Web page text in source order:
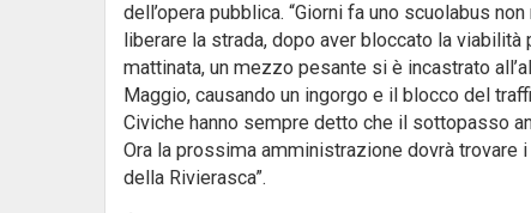
dell’opera pubblica. “Giorni fa uno scuolabus
liberare la strada, dopo aver bloccato la viabilità
mattinata, un mezzo pesante si è incastrato
Maggio, causando un ingorgo e il blocco del
Civiche hanno sempre detto che il sottopasso
Ora la prossima amministrazione dovrà
della Rivierasca”.